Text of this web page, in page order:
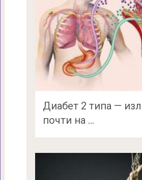
Диабет 2 типа —
почти на …